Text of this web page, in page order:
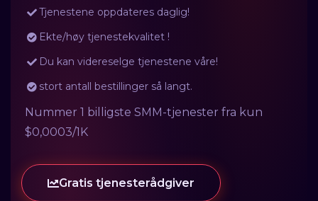
Tjenestene oppdateres daglig!
Ekte/høy tjenestekvalitet !
Du kan videreselge tjenestene våre!
stort antall bestillinger så langt.
Nummer 1 billigste SMM-tjenester fra kun
$0,0003/1K
Gratis tjenesterådgiver